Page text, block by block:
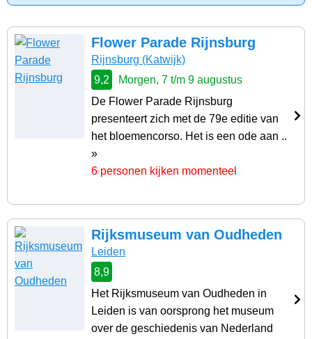
Flower Parade Rijnsburg
Rijnsburg (Katwijk)
9,2
Morgen, 7 t/m 9 augustus
De Flower Parade Rijnsburg
presenteert zich met de 79e editie van
het bloemencorso. Het is een ode aan ..
»
6 personen kijken momenteel
Rijksmuseum van Oudheden
Leiden
8,9
Het Rijksmuseum van Oudheden in
Leiden is van oorsprong het museum
over de geschiedenis van Nederland